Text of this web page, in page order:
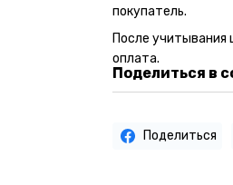
покупатель.
После учитывания
оплата.
Поделиться в
Поделиться